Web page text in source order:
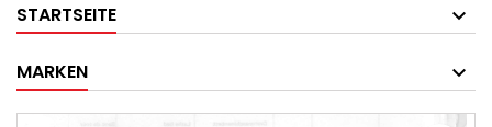
STARTSEITE
MARKEN